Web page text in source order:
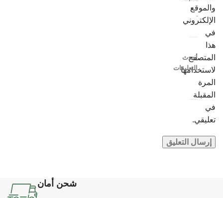
والموقع
الإلكتروني
في
هذا
المتصفح
لاستخدامها
المرة
المقبلة
في
تعليقي.
أحدث
التعليقات
شحن أمان